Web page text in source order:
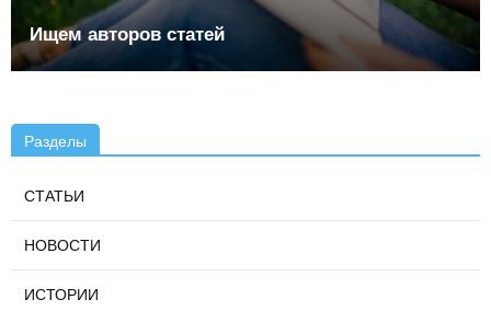
Ищем авторов статей
Разделы
СТАТЬИ
НОВОСТИ
ИСТОРИИ